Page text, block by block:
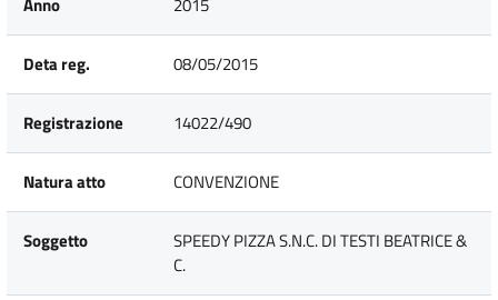
Deta reg. 08/05/2015
Registrazione 14022/490
Natura atto CONVENZIONE
Soggetto
SPEEDY PIZZA S.N.C. DI TESTI BEATRICE &
C.